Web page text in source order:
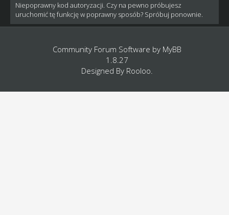
Niepoprawny kod autoryzacji. Czy na pewno próbujesz
uruchomić tę funkcję w poprawny sposób? Spróbuj ponownie.
Community Forum Software by MyBB
1.8.27
Designed By Rooloo.